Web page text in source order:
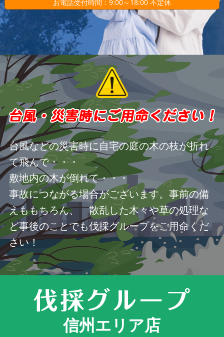
お電話受付時間：9:00～18:00 不定休
台風などの災害時に自宅の庭の木の枝が折れ
て飛んで・・・
敷地内の木が倒れて・・・
事故につながる場合がございます。事前の備
えももちろん、 散乱した木々や草の処理な
ど事後のことでも伐採グループをご用命くだ
さい！
信州エリア店